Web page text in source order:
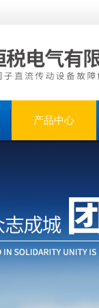
产品中心